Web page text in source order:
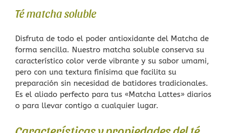
Té matcha soluble
Disfruta de todo el poder antioxidante del Matcha de
forma sencilla. Nuestro matcha soluble conserva su
característico color verde vibrante y su sabor umami,
pero con una textura finísima que facilita su
preparación sin necesidad de batidores tradicionales.
Es el aliado perfecto para tus «Matcha Lattes» diarios
o para llevar contigo a cualquier lugar.